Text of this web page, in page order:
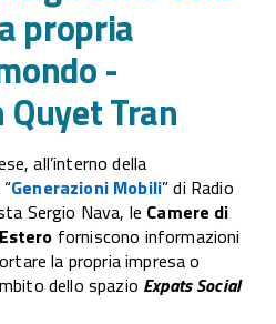
propria
-
Tran
all’interno della
Generazioni Mobili” di Radio
Sergio Nava, le Camere di
forniscono informazioni
la propria impresa o
dello spazio Expats Social